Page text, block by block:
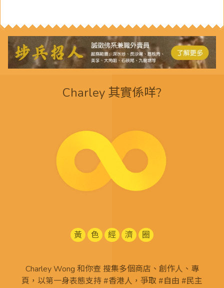
Charley 其實係咩?
黃 色 經 濟 圈
Charley Wong 和你查 搜集多個商店、創作人、專
頁，以第一身表態支持 #香港人，爭取 #自由 #民主